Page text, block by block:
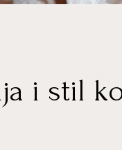
i stil